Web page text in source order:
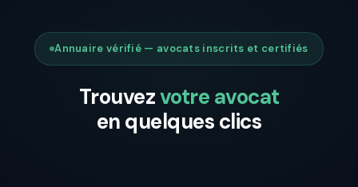
Annuaire vérifié — avocats inscrits et certifiés
Trouvezvotre avocat
en quelques clics